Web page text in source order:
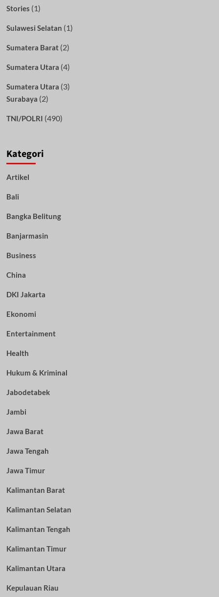
Stories (1)
Sulawesi Selatan (1)
Sumatera Barat(2)
Sumatera Utara (4)
Sumatera Utara (3)
Surabaya (2)
TNI/POLRI (490)
Kategori
Artikel
Bali
Bangka Belitung
Banjarmasin
Business
China
DKI Jakarta
Ekonomi
Entertainment
Health
Hukum & Kriminal
Jabodetabek
Jambi
Jawa Barat
Jawa Tengah
Jawa Timur
Kalimantan Barat
Kalimantan Selatan
Kalimantan Tengah
Kalimantan Timur
Kalimantan Utara
Kepulauan Riau